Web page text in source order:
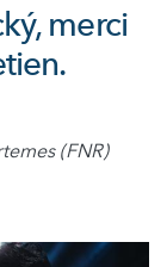
merci
(FNR)